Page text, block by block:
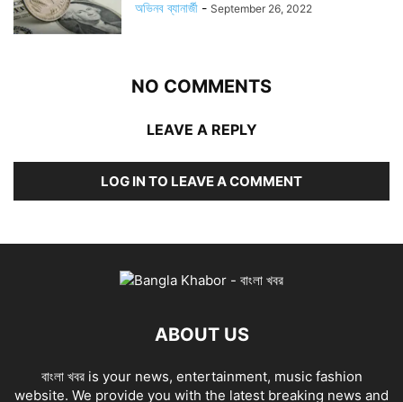
অভিনব ব্যানার্জী - September 26, 2022
NO COMMENTS
LEAVE A REPLY
LOG IN TO LEAVE A COMMENT
ABOUT US
বাংলা খবর is your news, entertainment, music fashion
website. We provide you with the latest breaking news and